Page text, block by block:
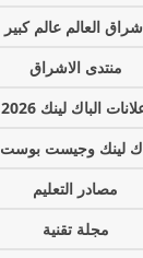
العالم عالم كبير
منتدى الاشراق
الباك لينك 2026
لينك وجيست بوست
مصادر التعليم
مجلة تقنية